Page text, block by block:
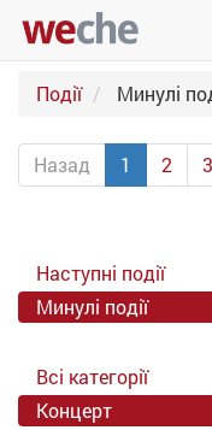
Події
Минулі
Назад 1 2 3
Наступні події
Минулі події
Всі категорії
Концерт